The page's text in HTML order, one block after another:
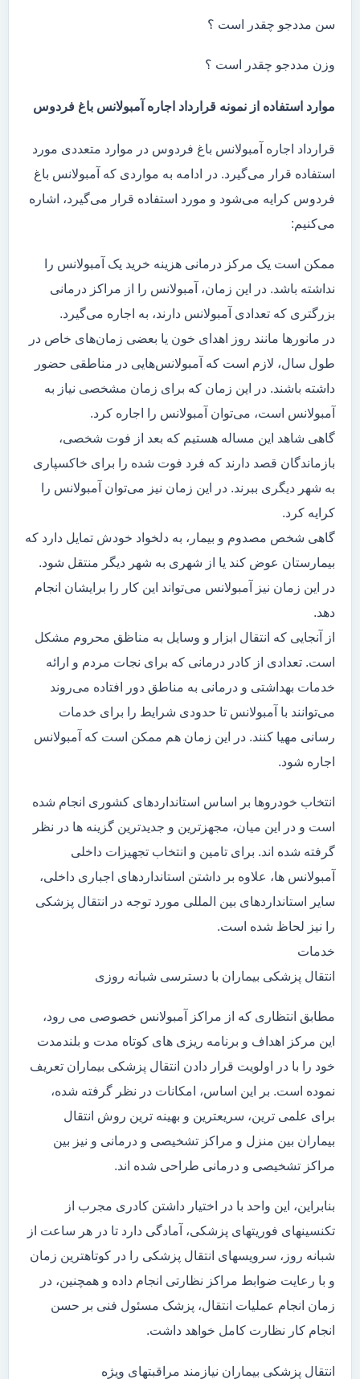
سن مددجو چقدر است ؟
وزن مددجو چقدر است ؟
موارد استفاده از نمونه قرارداد اجاره آمبولانس باغ فردوس
قرارداد اجاره آمبولانس باغ فردوس در موارد متعددی مورد
استفاده قرار می‌گیرد. در ادامه به مواردی که آمبولانس باغ
فردوس کرایه می‌شود و مورد استفاده قرار می‌گیرد، اشاره
می‌کنیم:
ممکن است یک مرکز درمانی هزینه خرید یک آمبولانس را
نداشته باشد. در این زمان، آمبولانس را از مراکز درمانی
بزرگتری که تعدادی آمبولانس دارند، به اجاره می‌گیرد.
در مانور‌ها مانند روز اهدای خون یا بعضی زمان‌های خاص در
طول سال، لازم است که آمبولانس‌هایی در مناطقی حضور
داشته باشند. در این زمان که برای زمان مشخصی نیاز به
آمبولانس است، می‌توان آمبولانس را اجاره کرد.
گاهی شاهد این مساله هستیم که بعد از فوت شخصی،
بازماندگان قصد دارند که فرد فوت شده را برای خاکسپاری
به شهر دیگری ببرند. در این زمان نیز می‌توان آمبولانس را
کرایه کرد.
گاهی شخص مصدوم و بیمار، به دلخواد خودش تمایل دارد که
بیمارستان عوض کند یا از شهری به شهر دیگر منتقل شود.
در این زمان نیز آمبولانس می‌تواند این کار را برایشان انجام
دهد.
از آنجایی که انتقال ابزار و وسایل به مناظق محروم مشکل
است. تعدادی از کادر درمانی که برای نجات مردم و ارائه
خدمات بهداشتی و درمانی به مناطق دور افتاده می‌روند
می‌توانند با آمبولانس تا حدودی شرایط را برای خدمات
رسانی مهیا کنند. در این زمان هم ممکن است که آمبولانس
اجاره شود.
انتخاب خودروها بر اساس استانداردهای کشوری انجام شده
است و در این میان، مجهزترین و جدیدترین گزینه ها در نظر
گرفته شده اند. برای تامین و انتخاب تجهیزات داخلی
آمبولانس ها، علاوه بر داشتن استانداردهای اجباری داخلی،
سایر استانداردهای بین المللی مورد توجه در انتقال پزشکی
را نیز لحاظ شده است.
خدمات
انتقال پزشکی بیماران با دسترسی شبانه روزی
مطابق انتظاری که از مراکز آمبولانس خصوصی می رود،
این مرکز اهداف و برنامه ریزی های کوتاه مدت و بلندمدت
خود را با در اولویت قرار دادن انتقال پزشکی بیماران تعریف
نموده است. بر این اساس، امکانات در نظر گرفته شده،
برای علمی ترین، سریعترین و بهینه ترین روش انتقال
بیماران بین منزل و مراکز تشخیصی و درمانی و نیز بین
مراکز تشخیصی و درمانی طراحی شده اند.
بنابراین، این واحد با در اختیار داشتن کادری مجرب از
تکنسینهای فوریتهای پزشکی، آمادگی دارد تا در هر ساعت از
شبانه روز، سرویسهای انتقال پزشکی را در کوتاهترین زمان
و با رعایت ضوابط مراکز نظارتی انجام داده و همچنین، در
زمان انجام عملیات انتقال، پزشک مسئول فنی بر حسن
انجام کار نظارت کامل خواهد داشت.
انتقال پزشکی بیماران نیازمند مراقبتهای ویژه